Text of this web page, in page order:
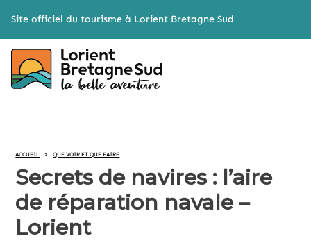
Site officiel du tourisme à Lorient Bretagne Sud
ACCUEIL > QUE VOIR ET QUE FAIRE
Secrets de navires : l’aire
de réparation navale –
Lorient